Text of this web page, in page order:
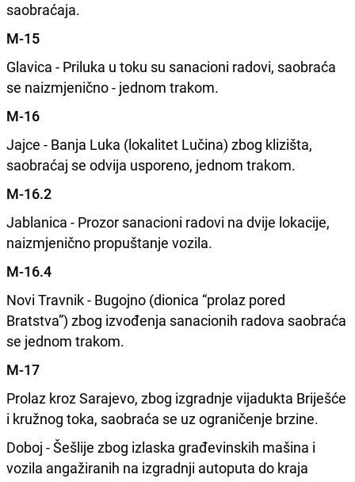
saobraćaja.
M-15
Glavica - Priluka u toku su sanacioni radovi, saobraća
se naizmjenično - jednom trakom.
M-16
Jajce - Banja Luka (lokalitet Lučina) zbog klizišta,
saobraćaj se odvija usporeno, jednom trakom.
M-16.2
Jablanica - Prozor sanacioni radovi na dvije lokacije,
naizmjenično propuštanje vozila.
M-16.4
Novi Travnik - Bugojno (dionica “prolaz pored
Bratstva”) zbog izvođenja sanacionih radova saobraća
se jednom trakom.
M-17
Prolaz kroz Sarajevo, zbog izgradnje vijadukta Briješće
i kružnog toka, saobraća se uz ograničenje brzine.
Doboj - Šešlije zbog izlaska građevinskih mašina i
vozila angažiranih na izgradnji autoputa do kraja